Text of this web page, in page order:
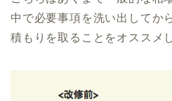
中で必要事項を洗い出してか
積もりを取ることをオススメ